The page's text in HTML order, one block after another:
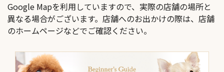
Google Mapを利用していますので、実際の店舗の場所と
異なる場合がございます。店舗へのお出かけの際は、店舗
のホームページなどでご確認ください。